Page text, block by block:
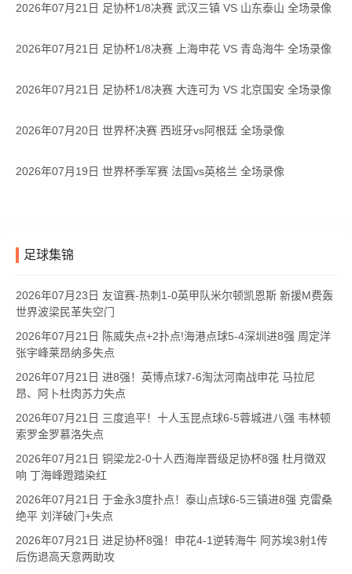
2026年07月21日 足协杯1/8决赛 武汉三镇 VS 山东泰山 全场录像
2026年07月21日 足协杯1/8决赛 上海申花 VS 青岛海牛 全场录像
2026年07月21日 足协杯1/8决赛 大连可为 VS 北京国安 全场录像
2026年07月20日 世界杯决赛 西班牙vs阿根廷 全场录像
2026年07月19日 世界杯季军赛 法国vs英格兰 全场录像
足球集锦
2026年07月23日 友谊赛-热刺1-0英甲队米尔顿凯恩斯 新援M费轰
世界波梁民革失空门
2026年07月21日 陈威失点+2扑点!海港点球5-4深圳进8强 周定洋
张宇峰莱昂纳多失点
2026年07月21日 进8强！英博点球7-6淘汰河南战申花 马拉尼
昂、阿卜杜肉苏力失点
2026年07月21日 三度追平！十人玉昆点球6-5蓉城进八强 韦林顿
索罗金罗慕洛失点
2026年07月21日 铜梁龙2-0十人西海岸晋级足协杯8强 杜月徵双
响 丁海峰蹬踏染红
2026年07月21日 于金永3度扑点！泰山点球6-5三镇进8强 克雷桑
绝平 刘洋破门+失点
2026年07月21日 进足协杯8强！申花4-1逆转海牛 阿苏埃3射1传
后伤退高天意两助攻